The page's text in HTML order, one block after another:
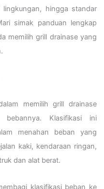
hingga standar
simak panduan lengkap
memilih grill drainase yang
memilih grill drainase
bebannya. Klasifikasi ini
menahan beban yang
kaki, kendaraan ringan,
dan alat berat.
klasifikasi beban ke